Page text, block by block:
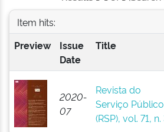
Item hits:
Preview
Issue
Date
Title
2020-
07
Revista do
Serviço Público
(RSP), vol. 71, n.